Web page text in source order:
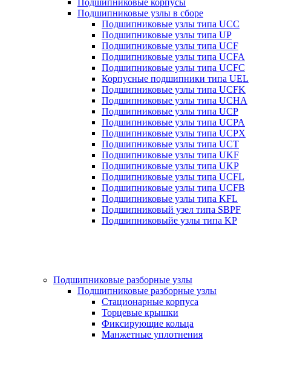
Подшипниковые корпусы
Подшипниковые узлы в сборе
Подшипниковые узлы типа UCC
Подшипниковые узлы типа UP
Подшипниковые узлы типа UCF
Подшипниковые узлы типа UCFA
Подшипниковые узлы типа UCFC
Корпусные подшипники типа UEL
Подшипниковые узлы типа UCFK
Подшипниковые узлы типа UCHA
Подшипниковые узлы типа UCP
Подшипниковые узлы типа UCPA
Подшипниковые узлы типа UCPX
Подшипниковые узлы типа UCT
Подшипниковые узлы типа UKF
Подшипниковые узлы типа UKP
Подшипниковые узлы типа UCFL
Подшипниковые узлы типа UCFB
Подшипниковые узлы типа KFL
Подшипниковый узел типа SBPF
Подшипниковыйе узлы типа KP
Подшипниковые разборные узлы
Подшипниковые разборные узлы
Стационарные корпуса
Торцевые крышки
Фиксирующие кольца
Манжетные уплотнения